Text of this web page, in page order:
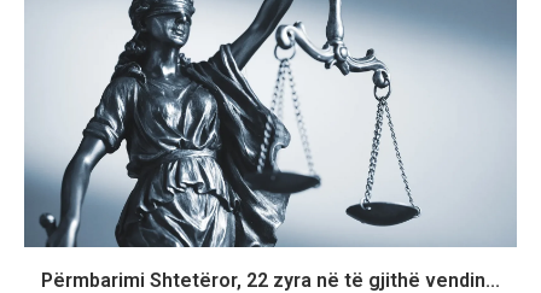
Përmbarimi Shtetëror, 22 zyra në të gjithë vendin...